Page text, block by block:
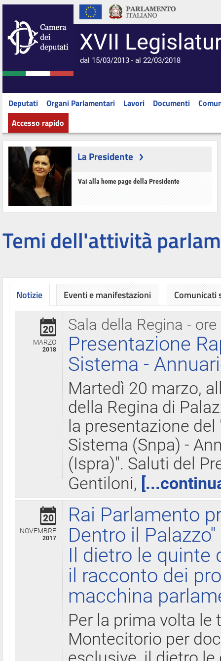
XVII
dal 15/03/2013 - al 22/03/2018
Deputati Organi Parlamentari Lavori Documenti
Accesso rapido
La Presidente
Vai alla home page della Presidente
Temi dell'attività
Notizie
Sala della Regina - ore
20
MARZO
2018
Presentazione
Sistema -
Martedì 20 marzo,
della Regina di
la presentazione
Sistema (Snpa) -
(Ispra)". Saluti del
Gentiloni,
20
NOVEMBRE
2017
Rai Parlamento
Dentro il Palazzo"
Il dietro le quinte
il racconto dei
macchina
Per la prima volta le
Montecitorio per
Eventi e manifestazioni Comunicati